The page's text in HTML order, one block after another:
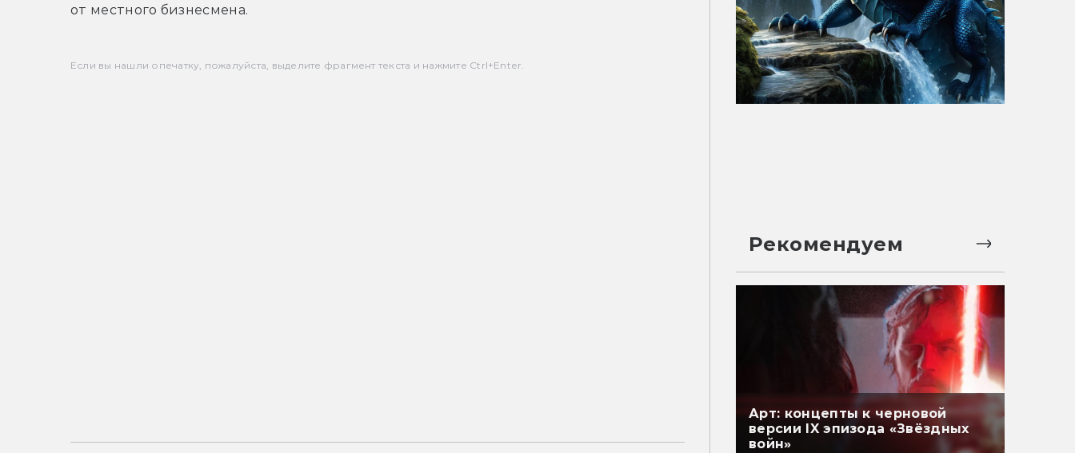
от местного бизнесмена.
Если вы нашли опечатку, пожалуйста, выделите фрагмент текста и нажмите Ctrl+Enter.
Рекомендуем
Арт: концепты к черновой
версии IX эпизода «Звёздных
войн»